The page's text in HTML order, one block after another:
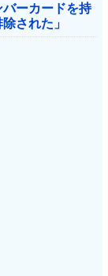
ーカードを持
された」